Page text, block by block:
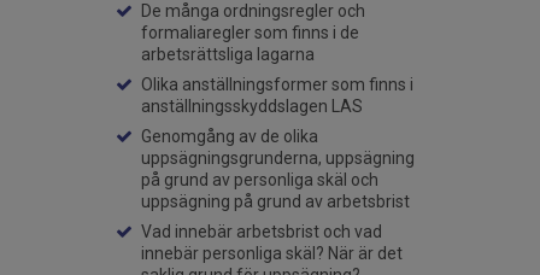
De många ordningsregler och
formaliaregler som finns i de
arbetsrättsliga lagarna
Olika anställningsformer som finns i
anställningsskyddslagen LAS
Genomgång av de olika
uppsägningsgrunderna, uppsägning
på grund av personliga skäl och
uppsägning på grund av arbetsbrist
Vad innebär arbetsbrist och vad
innebär personliga skäl? När är det